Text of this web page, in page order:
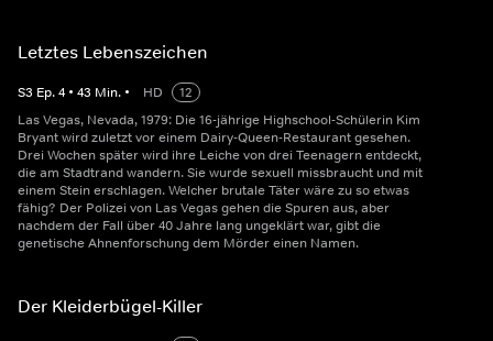
Letztes Lebenszeichen
S3 Ep.4 • 43 Min. • HD
12
Las Vegas, Nevada, 1979: Die 16-jährige Highschool-Schülerin Kim
Bryant wird zuletzt vor einem Dairy-Queen-Restaurant gesehen.
Drei Wochen später wird ihre Leiche von drei Teenagern entdeckt,
die am Stadtrand wandern. Sie wurde sexuell missbraucht und mit
einem Stein erschlagen. Welcher brutale Täter wäre zu so etwas
fähig? Der Polizei von Las Vegas gehen die Spuren aus, aber
nachdem der Fall über 40 Jahre lang ungeklärt war, gibt die
genetische Ahnenforschung dem Mörder einen Namen.
Der Kleiderbügel-Killer